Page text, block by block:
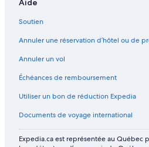
Aide
Soutien
Annuler une réservation d’hôtel ou de
Annuler un vol
Échéances de remboursement
Utiliser un bon de réduction Expedia
Documents de voyage international
Expedia.ca est représentée au Québec